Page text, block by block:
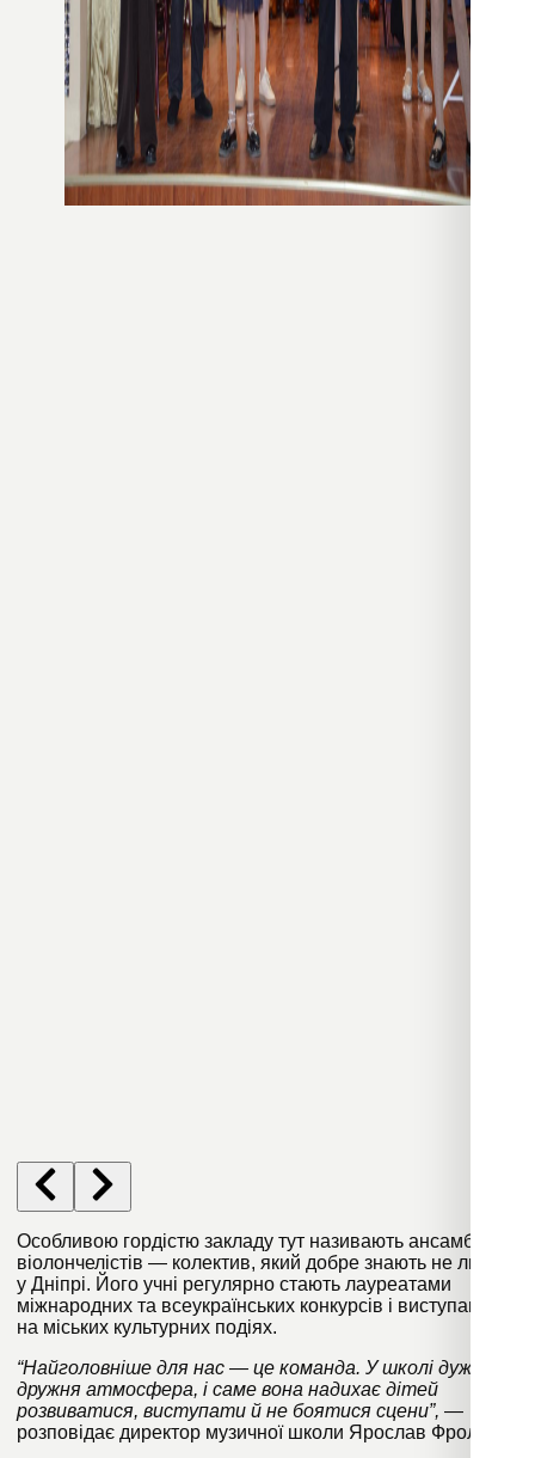
Особливою гордістю закладу тут називають ансамбль
віолончелістів — колектив, який добре знають не лише
у Дніпрі. Його учні регулярно стають лауреатами
міжнародних та всеукраїнських конкурсів і виступають
на міських культурних подіях.
“Найголовніше для нас — це команда. У школі дуже
дружня атмосфера, і саме вона надихає дітей
розвиватися, виступати й не боятися сцени”, —
розповідає директор музичної школи Ярослав Фролов.